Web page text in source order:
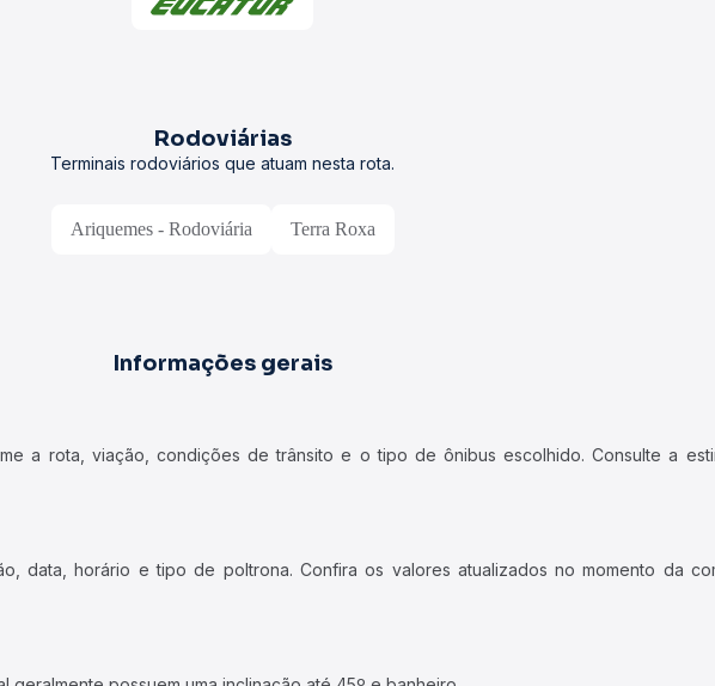
Rodoviárias
Terminais rodoviários que atuam nesta rota.
Ariquemes - Rodoviária Terra Roxa
Informações gerais
a rota, viação, condições de trânsito e o tipo de ônibus escolhido. Consulte a
data, horário e tipo de poltrona. Confira os valores atualizados no momento da